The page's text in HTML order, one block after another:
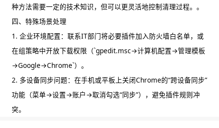
种方法需要一定的技术知识，但可以更灵活地控制清理过程。。
四、特殊场景处理
1. 企业环境配置：联系IT部门将必要插件加入防火墙白名单，或
在组策略中开放下载权限（`gpedit.msc→计算机配置→管理模板
→Google→Chrome`）。
2. 多设备同步问题：在手机或平板上关闭Chrome的“跨设备同步”
功能（菜单→设置→账户→取消勾选“同步”），避免插件规则冲
突。